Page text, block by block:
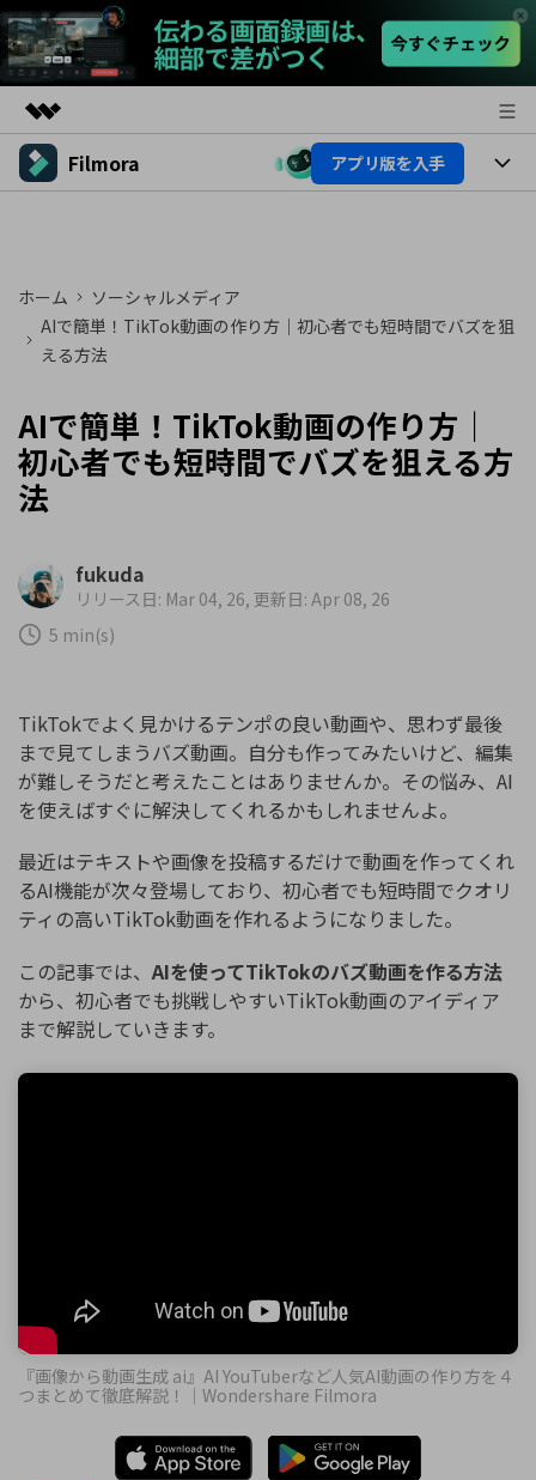
製品
ソリューション
プラン＆価格
Filmora アプリ版を入手
製品機能
AI機能
AI機能
活用法
ビデオソリューション
動画編集関連知識
動画編集のコツ
サポート
カスタマーサポート
ブランド紹介
検索
ホーム
ソーシャルメディア
AIで簡単！TikTok動画の作り方｜初心者でも短時間でバズを狙
える方法
AIで簡単！TikTok動画の作り方｜
初心者でも短時間でバズを狙える方
法
fukuda
リリース日: Mar 04, 26, 更新日: Apr 08, 26
5 min(s)
TikTokでよく見かけるテンポの良い動画や、思わず最後
まで見てしまうバズ動画。自分も作ってみたいけど、編集
が難しそうだと考えたことはありませんか。その悩み、AI
を使えばすぐに解決してくれるかもしれませんよ。
最近はテキストや画像を投稿するだけで動画を作ってくれ
るAI機能が次々登場しており、初心者でも短時間でクオリ
ティの高いTikTok動画を作れるようになりました。
この記事では、 AIを使ってTikTokのバズ動画を作る方法
から、初心者でも挑戦しやすいTikTok動画のアイディア
まで解説していきます。
『画像から動画生成 ai』AI YouTuberなど人気AI動画の作り方を４
つまとめて徹底解説！｜Wondershare Filmora